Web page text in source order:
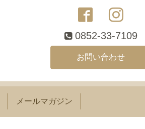
0852-33-7109
お問い合わせ
メールマガジン